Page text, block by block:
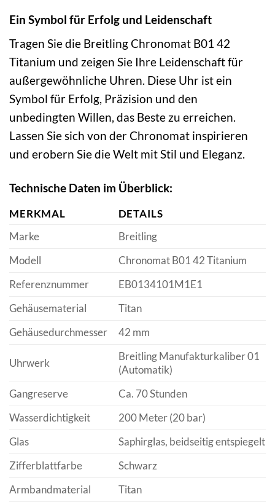
Ein Symbol für Erfolg und Leidenschaft
Tragen Sie die Breitling Chronomat B01 42
Titanium und zeigen Sie Ihre Leidenschaft für
außergewöhnliche Uhren. Diese Uhr ist ein
Symbol für Erfolg, Präzision und den
unbedingten Willen, das Beste zu erreichen.
Lassen Sie sich von der Chronomat inspirieren
und erobern Sie die Welt mit Stil und Eleganz.
Technische Daten im Überblick:
MERKMAL
DETAILS
Marke
Breitling
Modell
Chronomat B01 42 Titanium
Referenznummer
EB0134101M1E1
Gehäusematerial
Titan
Gehäusedurchmesser
42 mm
Uhrwerk
Breitling Manufakturkaliber 01
(Automatik)
Gangreserve
Ca. 70 Stunden
Wasserdichtigkeit
200 Meter (20 bar)
Glas
Saphirglas, beidseitig entspiegelt
Zifferblattfarbe
Schwarz
Armbandmaterial
Titan